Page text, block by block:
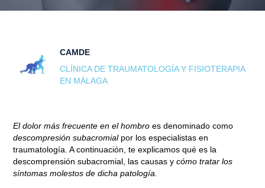
CAMDE
CLÍNICA DE TRAUMATOLOGÍA Y FISIOTERAPIA
EN MÁLAGA
El dolor más frecuente en el hombro es denominado como
descompresión subacromialpor los especialistas en
traumatología. A continuación, te explicamos qué es la
descomprensión subacromial, las causas ycómo tratar los
síntomas molestos de dicha patología.